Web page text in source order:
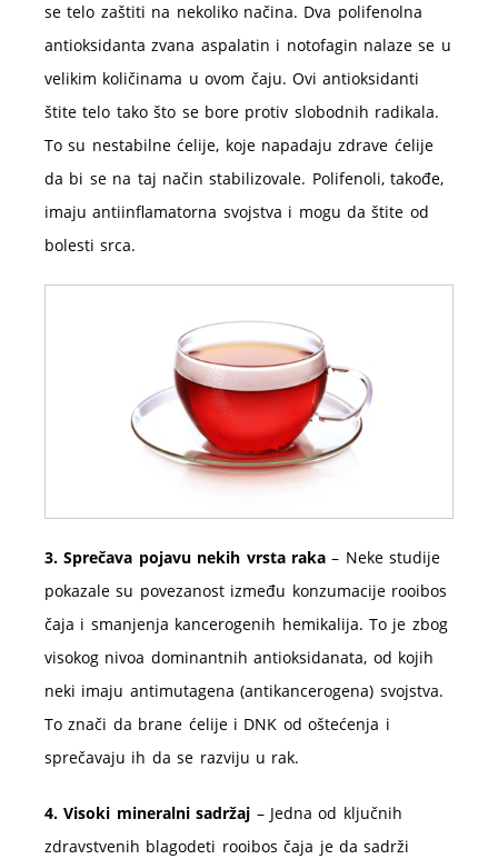
se telo zaštiti na nekoliko načina. Dva polifenolna
antioksidanta zvana aspalatin i notofagin nalaze se u
velikim količinama u ovom čaju. Ovi antioksidanti
štite telo tako što se bore protiv slobodnih radikala.
To su nestabilne ćelije, koje napadaju zdrave ćelije
da bi se na taj način stabilizovale. Polifenoli, takođe,
imaju antiinflamatorna svojstva i mogu da štite od
bolesti srca.
3. Sprečava pojavu nekih vrsta raka – Neke studije
pokazale su povezanost između konzumacije rooibos
čaja i smanjenja kancerogenih hemikalija. To je zbog
visokog nivoa dominantnih antioksidanata, od kojih
neki imaju antimutagena (antikancerogena) svojstva.
To znači da brane ćelije i DNK od oštećenja i
sprečavaju ih da se razviju u rak.
4. Visoki mineralni sadržaj – Jedna od ključnih
zdravstvenih blagodeti rooibos čaja je da sadrži